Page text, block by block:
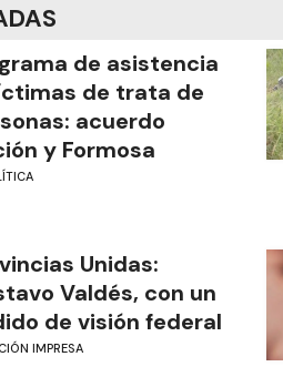
de asistencia
de trata de
acuerdo
y Formosa
Unidas:
Valdés, con un
de visión federal
IMPRESA